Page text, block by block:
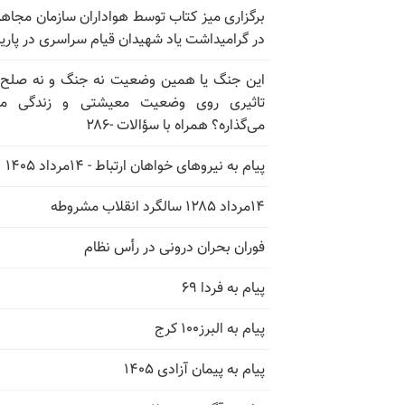
برگزاری میز کتاب توسط هواداران سازمان
در گرامیداشت یاد شهیدان قیام سراسری در
این جنگ یا همین وضعیت نه جنگ و نه
تاثیری روی وضعیت معیشتی و زندگی
می‌گذاره؟ همراه با سؤالات -۲۸۶
پیام به نیروهای خواهان ارتباط - ۱۴مرداد ۱۴۰۵
۱۴مرداد ۱۲۸۵ سالگرد انقلاب مشروطه
فوران بحران درونی در رأس نظام
پیام به فردا ۶۹
پیام به البرز۱۰۰ کرج
پیام به پیمان آزادی ۱۴۰۵